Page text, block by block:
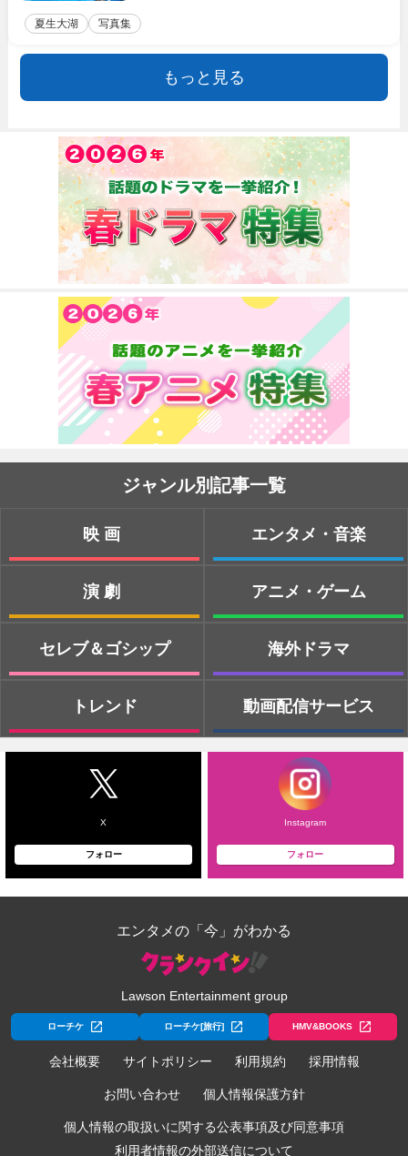
夏生大湖 写真集
もっと見る
ジャンル別記事一覧
映画
演劇
セレブ＆ゴシップ
トレンド
エンタメ・音楽
アニメ・ゲーム
海外ドラマ
動画配信サービス
X
フォロー
Instagram
フォロー
エンタメの「今」がわかる
Lawson Entertainment group
ローチケ ローチケ[旅行] HMV&BOOKS
会社概要 サイトポリシー 利用規約 採用情報
お問い合わせ 個人情報保護方針
個人情報の取扱いに関する公表事項及び同意事項
利用者情報の外部送信について